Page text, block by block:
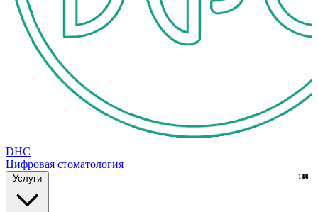
DHC
Цифровая стоматология
Услуги 16
148